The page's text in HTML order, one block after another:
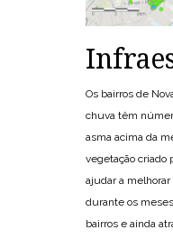
Os bairros de
chuva têm
asma acima da
vegetação criado
ajudar a melhorar
durante os
bairros e ainda